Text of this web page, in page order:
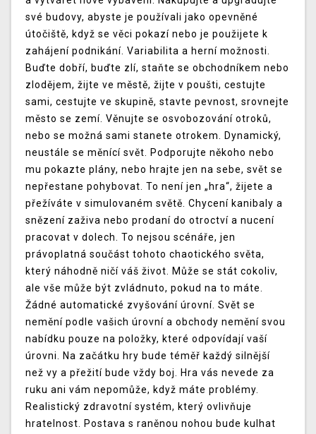
své budovy, abyste je používali jako opevněné
útočiště, když se věci pokazí nebo je použijete k
zahájení podnikání. Variabilita a herní možnosti.
Buďte dobří, buďte zlí, staňte se obchodníkem nebo
zlodějem, žijte ve městě, žijte v poušti, cestujte
sami, cestujte ve skupině, stavte pevnost, srovnejte
město se zemí. Věnujte se osvobozování otroků,
nebo se možná sami stanete otrokem. Dynamický,
neustále se měnící svět. Podporujte někoho nebo
mu pokazte plány, nebo hrajte jen na sebe, svět se
nepřestane pohybovat. To není jen „hra“, žijete a
přežíváte v simulovaném světě. Chycení kanibaly a
snězení zaživa nebo prodaní do otroctví a nucení
pracovat v dolech. To nejsou scénáře, jen
právoplatná součást tohoto chaotického světa,
který náhodně ničí váš život. Může se stát cokoliv,
ale vše může být zvládnuto, pokud na to máte.
Žádné automatické zvyšování úrovní. Svět se
nemění podle vašich úrovní a obchody nemění svou
nabídku pouze na položky, které odpovídají vaší
úrovni. Na začátku hry bude téměř každý silnější
než vy a přežití bude vždy boj. Hra vás nevede za
ruku ani vám nepomůže, když máte problémy.
Realistický zdravotní systém, který ovlivňuje
hratelnost. Postava s raněnou nohou bude kulhat